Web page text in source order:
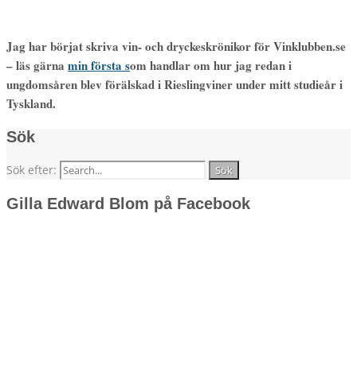
Jag har börjat skriva vin- och dryckeskrönikor för Vinklubben.se
– läs gärna min första som handlar om hur jag redan i
ungdomsåren blev förälskad i Rieslingviner under mitt studieår i
Tyskland.
Sök
Sök efter:
Gilla Edward Blom på Facebook